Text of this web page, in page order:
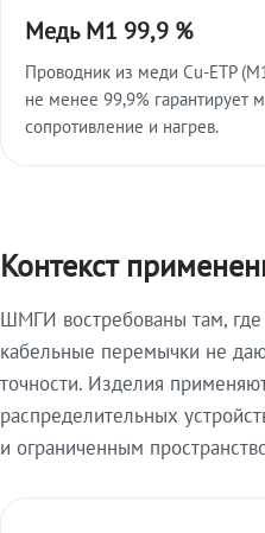
Медь М1 99,9 %
Проводник из меди Cu-ETP
не менее 99,9% гарантирует
сопротивление и нагрев.
Контекст
ШМГИ востребованы там,
кабельные перемычки не
точности. Изделия
распределительных
и ограниченным